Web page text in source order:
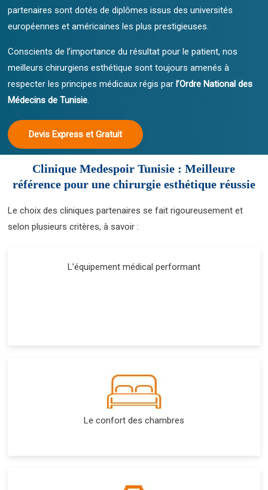
partenaires sont dotés de diplômes issus des universités
européennes et américaines les plus prestigieuses.
Conscients de l’importance du résultat pour le patient, nos
meilleurs chirurgiens esthétique sont toujours amenés à
respecter les principes médicaux régis parl’Ordre National des
Médecins de Tunisie
Devis Express et Gratuit
Clinique Medespoir Tunisie : Meilleure
référence pour une chirurgie esthétique réussie
Le choix des cliniques partenaires se fait rigoureusement et
selon plusieurs critères, à savoir :
L’équipement médical performant
Le confort des chambres